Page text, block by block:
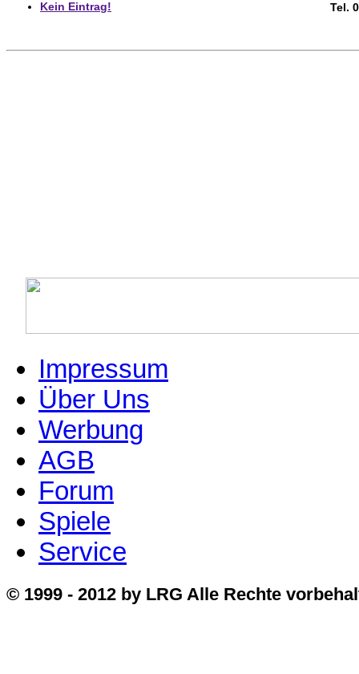
Kein Eintrag! Tel.
Impressum
Über Uns
Werbung
AGB
Forum
Spiele
Service
© 1999 - 2012 by LRG Alle Rechte